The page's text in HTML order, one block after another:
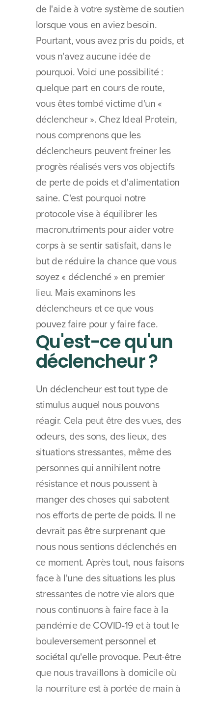
de l'aide à votre système de soutien
lorsque vous en aviez besoin.
Pourtant, vous avez pris du poids, et
vous n'avez aucune idée de
pourquoi. Voici une possibilité :
quelque part en cours de route,
vous êtes tombé victime d'un «
déclencheur ». Chez Ideal Protein,
nous comprenons que les
déclencheurs peuvent freiner les
progrès réalisés vers vos objectifs
de perte de poids et d'alimentation
saine. C'est pourquoi notre
protocole vise à équilibrer les
macronutriments pour aider votre
corps à se sentir satisfait, dans le
but de réduire la chance que vous
soyez « déclenché » en premier
lieu. Mais examinons les
déclencheurs et ce que vous
pouvez faire pour y faire face.
Qu'est-ce qu'un
déclencheur ?
Un déclencheur est tout type de
stimulus auquel nous pouvons
réagir. Cela peut être des vues, des
odeurs, des sons, des lieux, des
situations stressantes, même des
personnes qui annihilent notre
résistance et nous poussent à
manger des choses qui sabotent
nos efforts de perte de poids. Il ne
devrait pas être surprenant que
nous nous sentions déclenchés en
ce moment. Après tout, nous faisons
face à l'une des situations les plus
stressantes de notre vie alors que
nous continuons à faire face à la
pandémie de COVID-19 et à tout le
bouleversement personnel et
sociétal qu'elle provoque. Peut-être
que nous travaillons à domicile où
la nourriture est à portée de main à